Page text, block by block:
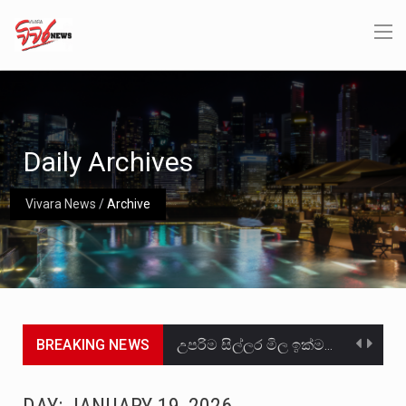
Vivara News /Archive
Daily Archives
BREAKING NEWS